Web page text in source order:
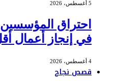
5 أغسطس، 2026
احتراق
في إنجاز أعمال
4 أغسطس، 2026
قصص نجاح